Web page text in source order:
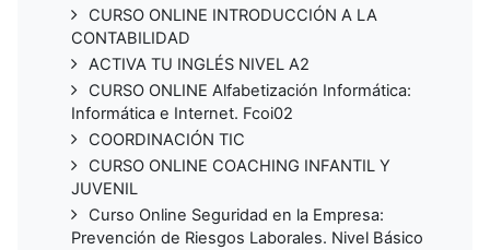
CURSO ONLINE INTRODUCCIÓN A LA
CONTABILIDAD
ACTIVA TU INGLÉS NIVEL A2
CURSO ONLINE Alfabetización Informática:
Informática e Internet. Fcoi02
COORDINACIÓN TIC
CURSO ONLINE COACHING INFANTIL Y
JUVENIL
Curso Online Seguridad en la Empresa:
Prevención de Riesgos Laborales. Nivel Básico